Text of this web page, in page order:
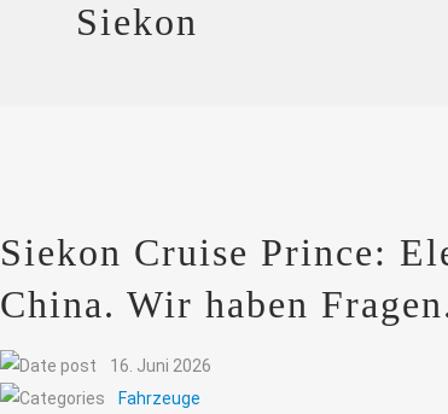
Siekon
Siekon Cruise Prince:
China. Wir haben
16. Juni 2026
Fahrzeuge